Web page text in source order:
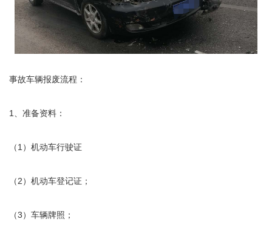
事故车辆报废流程：
1、准备资料：
（1）机动车行驶证
（2）机动车登记证；
（3）车辆牌照；